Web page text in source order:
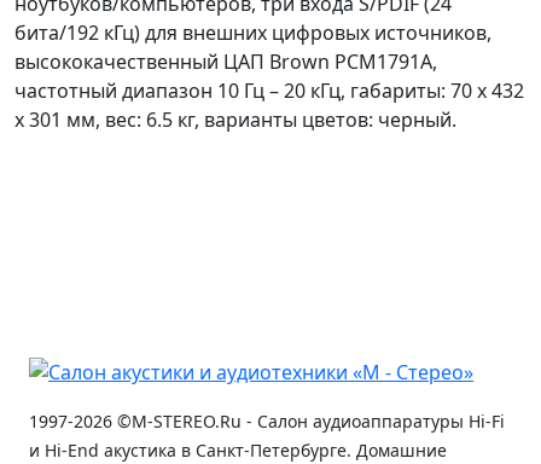
бита/192 кГц) для внешних цифровых источников,
высококачественный ЦАП Brown PCM1791A,
частотный диапазон 10 Гц – 20 кГц, габариты: 70 x 432
x 301 мм, вес: 6.5 кг, варианты цветов: черный.
1997-2026 ©M-STEREO.Ru - Салон аудиоаппаратуры Hi-Fi
и Hi-End акустика в Санкт-Петербурге. Домашние